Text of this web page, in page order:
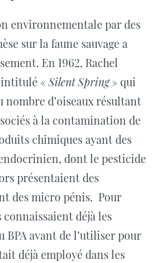
environnementale par des
sur la faune sauvage a
En 1962, Rachel
intitulé « Silent Spring» qui
d’oiseaux résultant
à la contamination de
chimiques ayant des
dont le pesticide
présentaient des
des micro pénis. Pour
déjà les
avant de l’utiliser pour
déjà employé dans les